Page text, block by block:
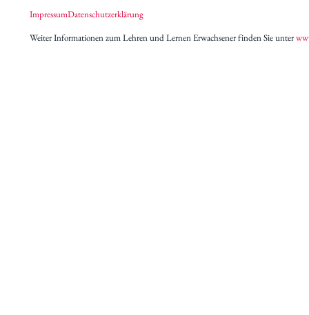
ImpressumDatenschutzerklärung
Weiter Informationen zum Lehren und Lernen Erwachsener finden Sie unter